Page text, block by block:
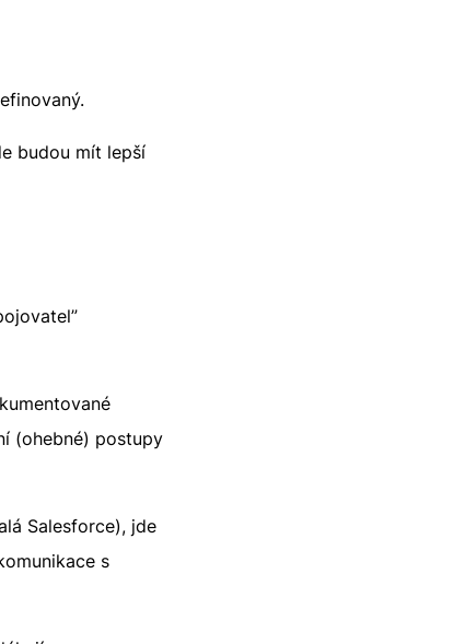
budou mít lepší
(ohebné) postupy
Salesforce), jde
s